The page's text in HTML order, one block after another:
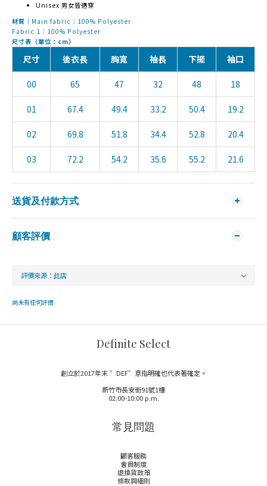
Unisex 男女皆適穿
材質｜ Main fabric：100% Polyester
Fabric 1：100% Polyester
尺寸表（單位：cm）
尺寸 後衣長 胸寬 袖長 下擺 袖口
00 65 47 32 48 18
01 67.4 49.4 33.2 50.4 19.2
02 69.8 51.8 34.4 52.8 20.4
03 72.2 54.2 35.6 55.2 21.6
送貨及付款方式
顧客評價
尚未有任何評價
Definite Select
創立於2017年末 ”DEF”意指明確也代表著確定。
新竹市長安街91號1樓
02:00-10:00 p.m.
常見問題
顧客服務
會員制度
退換貨政策
條款與細則